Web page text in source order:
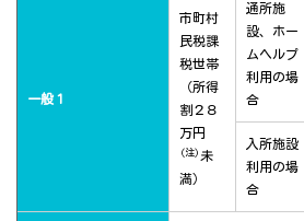
一般１
市町村
民税課
税世帯
（所得
割２８
万円
(注) 未
満）
通所施
設、ホー
ムヘルプ
利用の場
合
入所施設
利用の場
合